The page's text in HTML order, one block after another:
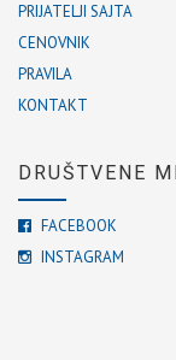
PRIJATELJI SAJTA
CENOVNIK
PRAVILA
KONTAKT
DRUŠTVENE
FACEBOOK
INSTAGRAM